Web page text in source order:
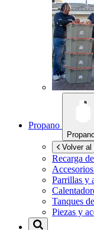
Propano
Volver al
Recarga
Parrillas y
Tanques
Piezas y